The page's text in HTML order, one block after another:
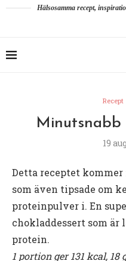
Hälsosamma recept,
Recept
Minutsnabb
19
Detta receptet
som även tipsade om
proteinpulver i. En
chokladdessert som
protein.
1 portion ger 131 kcal,